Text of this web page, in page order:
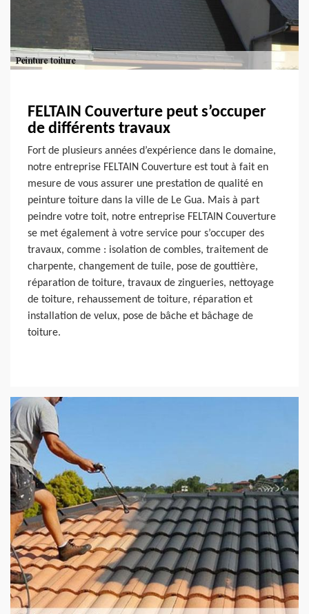
FELTAIN Couverture peut s’occuper
de différents travaux
Fort de plusieurs années d’expérience dans le domaine,
notre entreprise FELTAIN Couverture est tout à fait en
mesure de vous assurer une prestation de qualité en
peinture toiture dans la ville de Le Gua. Mais à part
peindre votre toit, notre entreprise FELTAIN Couverture
se met également à votre service pour s’occuper des
travaux, comme : isolation de combles, traitement de
charpente, changement de tuile, pose de gouttière,
réparation de toiture, travaux de zingueries, nettoyage
de toiture, rehaussement de toiture, réparation et
installation de velux, pose de bâche et bâchage de
toiture.